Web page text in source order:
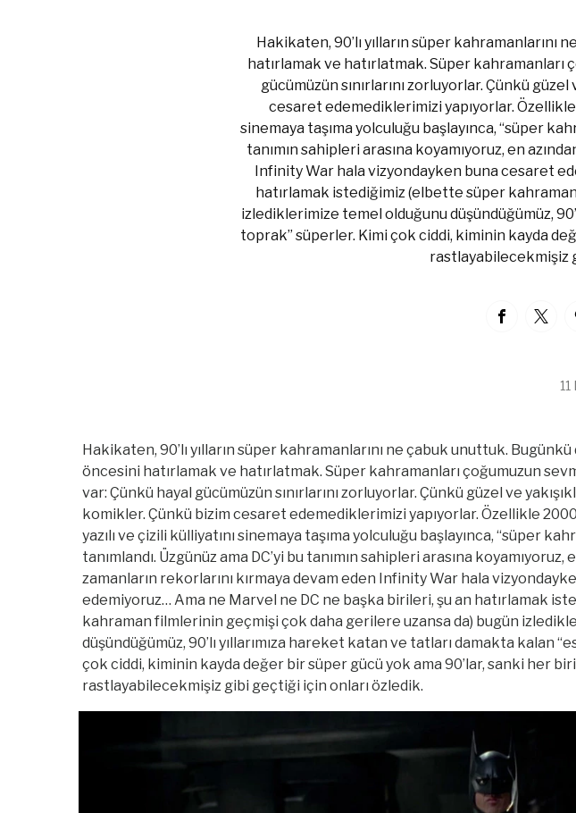
Hakikaten, 90’lı yılların süper
hatırlamak ve hatırlatmak. Süper kahramanları
gücümüzün sınırlarını zorluyorlar. Çünkü
cesaret edemediklerimizi yapıyorlar. Özellikle
sinemaya taşıma yolculuğu başlayınca, “süper
tanımın sahipleri arasına koyamıyoruz, en
Infinity War hala vizyondayken buna cesaret
hatırlamak istediğimiz (elbette süper
izlediklerimize temel olduğunu düşündüğümüz,
toprak” süperler. Kimi çok ciddi, kiminin kayda
rastlayabilecekmişiz
Hakikaten, 90’lı yılların süper kahramanlarını ne çabuk unuttuk.
öncesini hatırlamak ve hatırlatmak. Süper kahramanları çoğumuzun
var: Çünkü hayal gücümüzün sınırlarını zorluyorlar. Çünkü güzel ve
komikler. Çünkü bizim cesaret edemediklerimizi yapıyorlar. Özellikle 2000
yazılı ve çizili külliyatını sinemaya taşıma yolculuğu başlayınca, “süper
tanımlandı. Üzgünüz ama DC’yi bu tanımın sahipleri arasına koyamıyoruz,
zamanların rekorlarını kırmaya devam eden Infinity War hala
edemiyoruz… Ama ne Marvel ne DC ne başka birileri, şu an hatırlamak
kahraman filmlerinin geçmişi çok daha gerilere uzansa da) bugün
düşündüğümüz, 90’lı yıllarımıza hareket katan ve tatları damakta kalan
çok ciddi, kiminin kayda değer bir süper gücü yok ama 90’lar, sanki her
rastlayabilecekmişiz gibi geçtiği için onları özledik.